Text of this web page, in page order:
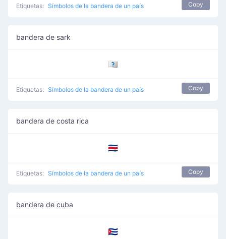
Etiquetas: Símbolos de la bandera de un país Copy
bandera de sark
🇨🇶
Etiquetas: Símbolos de la bandera de un país Copy
bandera de costa rica
🇨🇷
Etiquetas: Símbolos de la bandera de un país Copy
bandera de cuba
🇨🇺